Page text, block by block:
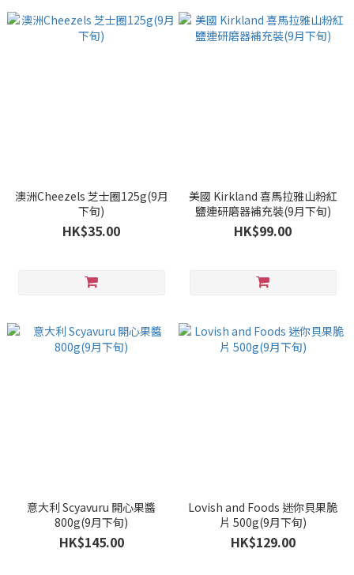
澳洲Cheezels 芝士圈125g(9月
下旬)
HK$35.00
美國 Kirkland 喜馬拉雅山粉紅
鹽連研磨器補充裝(9月下旬)
HK$99.00
意大利 Scyavuru 開心果醬
800g(9月下旬)
HK$145.00
Lovish and Foods 迷你貝果脆
片 500g(9月下旬)
HK$129.00